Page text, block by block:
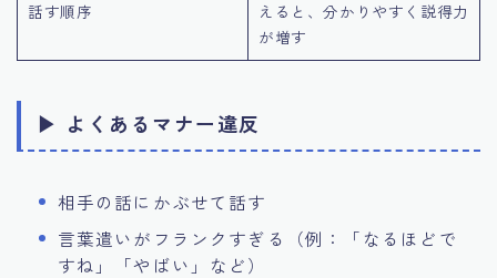
話す順序
えると、分かりやすく説得力
が増す
▶ よくあるマナー違反
相手の話にかぶせて話す
言葉遣いがフランクすぎる（例：「なるほどで
すね」「やばい」など）